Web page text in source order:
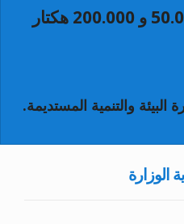
الريفية تدمر ما بين 50.000 و 200.000 هكتار
البيئة والتنمية المستديمة.
الوزارة